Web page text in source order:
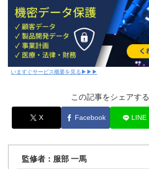
いますぐサービス概要を見る▶▶▶
この記事をシェアする
X Facebook LINE
監修者：服部 一馬